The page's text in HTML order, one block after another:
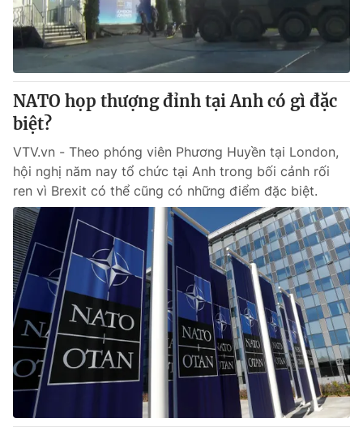
NATO họp thượng đỉnh tại Anh có gì đặc
biệt?
VTV.vn - Theo phóng viên Phương Huyền tại London,
hội nghị năm nay tổ chức tại Anh trong bối cảnh rối
ren vì Brexit có thể cũng có những điểm đặc biệt.